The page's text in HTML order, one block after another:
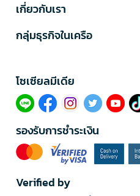
เกี่ยวกับเรา
กลุ่มธุรกิจในเครือ
โซเซียลมีเดีย​
รองรับการชำระเงิน
Verified by